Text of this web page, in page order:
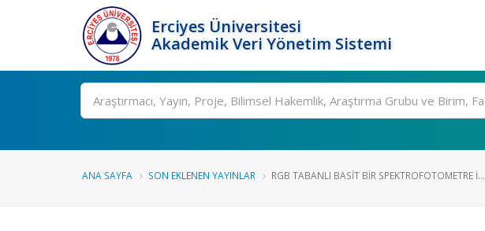
Erciyes Üniversitesi
Akademik Veri Yönetim Sistemi
Ara
ANA SAYFA SON EKLENEN YAYINLAR RGB TABANLI BASIT BIR SPEKTROFOTOMETRE I...